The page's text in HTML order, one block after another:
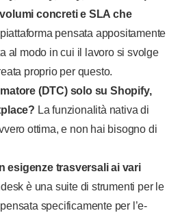
concreti e SLA che
pensata appositamente
al modo in cui il lavoro si svolge
proprio per questo.
(DTC) solo su Shopify,
La funzionalità nativa di
ottima, e non hai bisogno di
esigenze trasversali ai vari
è una suite di strumenti per le
specificamente per l’e-